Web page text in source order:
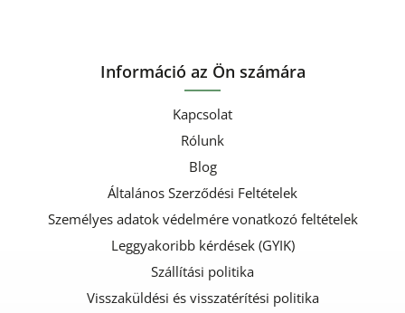
Információ az Ön számára
Kapcsolat
Rólunk
Blog
Általános Szerződési Feltételek
Személyes adatok védelmére vonatkozó feltételek
Leggyakoribb kérdések (GYIK)
Szállítási politika
Visszaküldési és visszatérítési politika